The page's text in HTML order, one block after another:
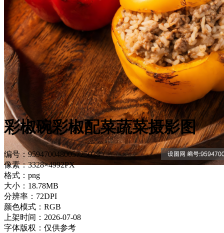
彩椒碗彩椒配菜蔬菜摄影图
编号：959470048005725038
像素：3328×4992PX
格式：png
大小：18.78MB
分辨率：72DPI
颜色模式：RGB
上架时间：2026-07-08
字体版权：仅供参考